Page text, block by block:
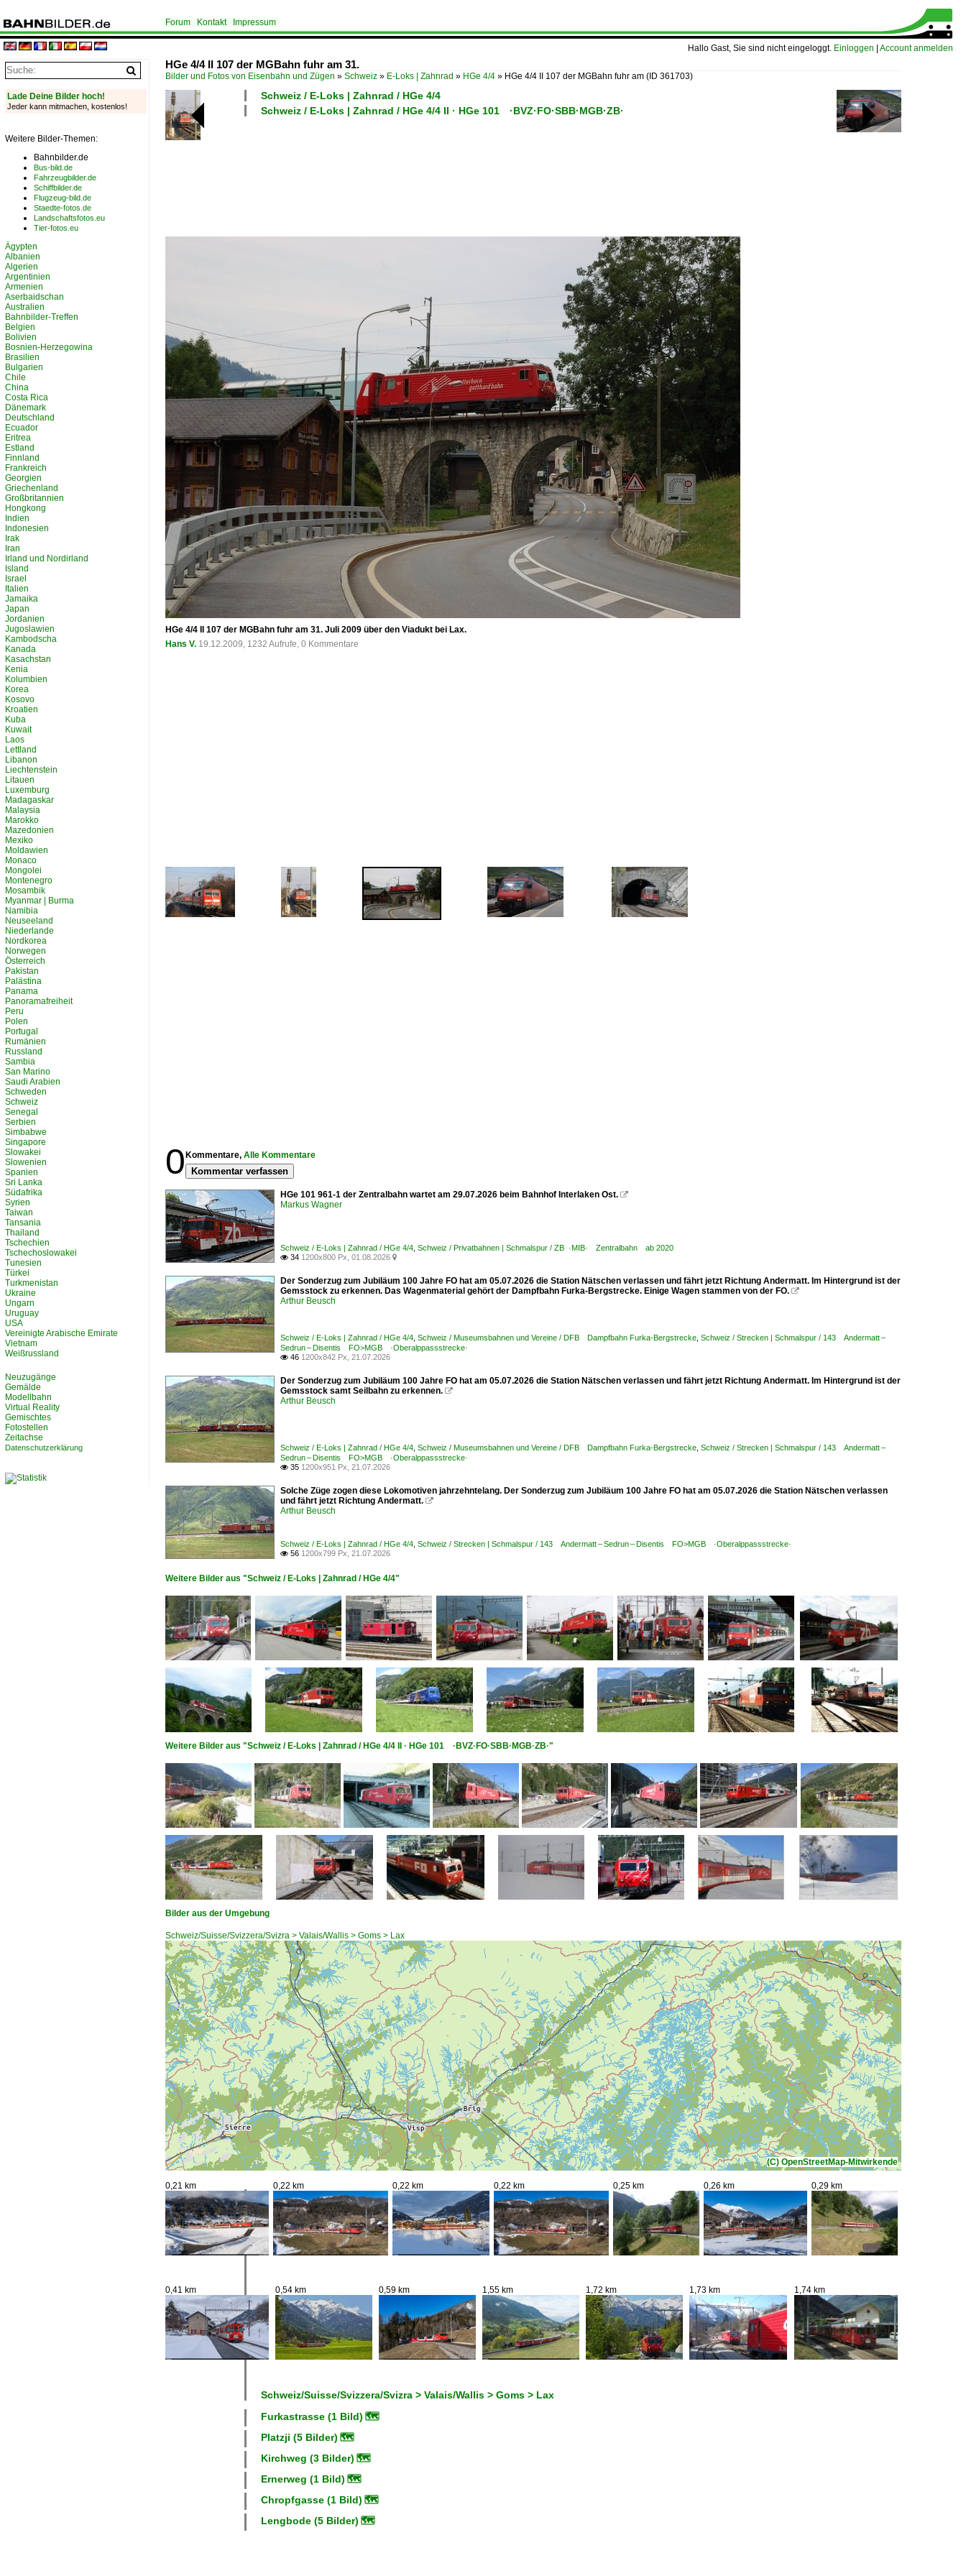
Hallo Gast, Sie sind nicht eingeloggt. Einloggen Account anmelden
Forum Kontakt Impressum
HGe 4/4 II 107 der MGBahn fuhr am 31.
Bilder und Fotos von Eisenbahn und Zügen » Schweiz » E-Loks | Zahnrad » HGe 4/4 » HGe 4/4 II 107 der MGBahn fuhr am (ID 361703)
Schweiz / E-Loks | Zahnrad / HGe 4/4
Schweiz / E-Loks | Zahnrad / HGe 4/4 II · HGe 101 ·BVZ·FO·SBB·MGB·ZB·
HGe 4/4 II 107 der MGBahn fuhr am 31. Juli 2009 über den Viadukt bei Lax.
Hans V. 19.12.2009, 1232 Aufrufe, 0 Kommentare
0 Kommentare, Alle Kommentare
Kommentar verfassen
HGe 101 961-1 der Zentralbahn wartet am 29.07.2026 beim Bahnhof Interlaken Ost. 
Markus Wagner
Schweiz / E-Loks | Zahnrad / HGe 4/4 Schweiz / Privatbahnen | Schmalspur / ZB ·MIB· Zentralbahn ab 2020
 34 1200x800 Px, 01.08.2026 
Der Sonderzug zum Jubiläum 100 Jahre FO hat am 05.07.2026 die Station Nätschen verlassen und fährt jetzt Richtung Andermatt. Im Hintergrund ist der
Gemsstock zu erkennen. Das Wagenmaterial gehört der Dampfbahn Furka-Bergstrecke. Einige Wagen stammen von der FO. 
Arthur Beusch
Schweiz / E-Loks | Zahnrad / HGe 4/4 Schweiz / Museumsbahnen und Vereine / DFB Dampfbahn Furka-Bergstrecke Schweiz / Strecken | Schmalspur / 143 Andermatt –
Sedrun – Disentis FO>MGB ·Oberalppassstrecke·
 46 1200x842 Px, 21.07.2026
Der Sonderzug zum Jubiläum 100 Jahre FO hat am 05.07.2026 die Station Nätschen verlassen und fährt jetzt Richtung Andermatt. Im Hintergrund ist der
Gemsstock samt Seilbahn zu erkennen. 
Arthur Beusch
Schweiz / E-Loks | Zahnrad / HGe 4/4 Schweiz / Museumsbahnen und Vereine / DFB Dampfbahn Furka-Bergstrecke Schweiz / Strecken | Schmalspur / 143 Andermatt –
Sedrun – Disentis FO>MGB ·Oberalppassstrecke·
 35 1200x951 Px, 21.07.2026
Solche Züge zogen diese Lokomotiven jahrzehntelang. Der Sonderzug zum Jubiläum 100 Jahre FO hat am 05.07.2026 die Station Nätschen verlassen
und fährt jetzt Richtung Andermatt. 
Arthur Beusch
Schweiz / E-Loks | Zahnrad / HGe 4/4 Schweiz / Strecken | Schmalspur / 143 Andermatt – Sedrun – Disentis FO>MGB ·Oberalppassstrecke·
 56 1200x799 Px, 21.07.2026
Weitere Bilder aus "Schweiz / E-Loks | Zahnrad / HGe 4/4"
Weitere Bilder aus "Schweiz / E-Loks | Zahnrad / HGe 4/4 II · HGe 101 ·BVZ·FO·SBB·MGB·ZB·"
Bilder aus der Umgebung
Schweiz/Suisse/Svizzera/Svizra > Valais/Wallis > Goms > Lax
(C) OpenStreetMap-Mitwirkende
0,21 km 0,22 km 0,22 km 0,22 km 0,25 km 0,26 km 0,29 km
0,41 km 0,54 km 0,59 km 1,55 km 1,72 km 1,73 km 1,74 km
Schweiz/Suisse/Svizzera/Svizra > Valais/Wallis > Goms > Lax
Furkastrasse (1 Bild) 🗺
Platzji (5 Bilder) 🗺
Kirchweg (3 Bilder) 🗺
Ernerweg (1 Bild) 🗺
Chropfgasse (1 Bild) 🗺
Lengbode (5 Bilder) 🗺
Lade Deine Bilder hoch!
Jeder kann mitmachen, kostenlos!
Weitere Bilder-Themen:
Bahnbilder.de
Bus-bild.de
Fahrzeugbilder.de
Schiffbilder.de
Flugzeug-bild.de
Staedte-fotos.de
Landschaftsfotos.eu
Tier-fotos.eu
Ägypten
Albanien
Algerien
Argentinien
Armenien
Aserbaidschan
Australien
Bahnbilder-Treffen
Belgien
Bolivien
Bosnien-Herzegowina
Brasilien
Bulgarien
Chile
China
Costa Rica
Dänemark
Deutschland
Ecuador
Eritrea
Estland
Finnland
Frankreich
Georgien
Griechenland
Großbritannien
Hongkong
Indien
Indonesien
Irak
Iran
Irland und Nordirland
Island
Israel
Italien
Jamaika
Japan
Jordanien
Jugoslawien
Kambodscha
Kanada
Kasachstan
Kenia
Kolumbien
Korea
Kosovo
Kroatien
Kuba
Kuwait
Laos
Lettland
Libanon
Liechtenstein
Litauen
Luxemburg
Madagaskar
Malaysia
Marokko
Mazedonien
Mexiko
Moldawien
Monaco
Mongolei
Montenegro
Mosambik
Myanmar | Burma
Namibia
Neuseeland
Niederlande
Nordkorea
Norwegen
Österreich
Pakistan
Palästina
Panama
Panoramafreiheit
Peru
Polen
Portugal
Rumänien
Russland
Sambia
San Marino
Saudi Arabien
Schweden
Schweiz
Senegal
Serbien
Simbabwe
Singapore
Slowakei
Slowenien
Spanien
Sri Lanka
Südafrika
Syrien
Taiwan
Tansania
Thailand
Tschechien
Tschechoslowakei
Tunesien
Türkei
Turkmenistan
Ukraine
Ungarn
Uruguay
USA
Vereinigte Arabische Emirate
Vietnam
Weißrussland
Neuzugänge
Gemälde
Modellbahn
Virtual Reality
Gemischtes
Fotostellen
Zeitachse
Datenschutzerklärung